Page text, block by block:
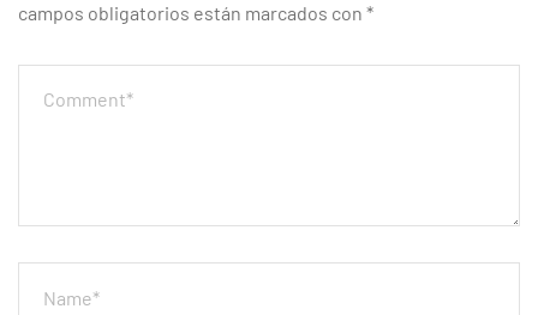
campos obligatorios están marcados con *